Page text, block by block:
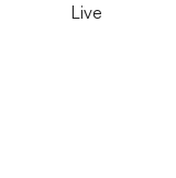
Live